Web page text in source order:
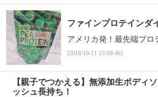
ファインプロテインダ
アメリカ発！最先端プロ
[2018-10-11 15:08:46]
【親子でつかえる】無添加生ボディ
ッシュ長持ち！